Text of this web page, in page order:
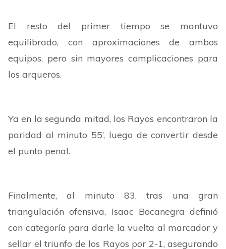
El resto del primer tiempo se mantuvo
equilibrado, con aproximaciones de ambos
equipos, pero sin mayores complicaciones para
los arqueros.
Ya en la segunda mitad, los Rayos encontraron la
paridad al minuto 55’, luego de convertir desde
el punto penal.
Finalmente, al minuto 83, tras una gran
triangulación ofensiva, Isaac Bocanegra definió
con categoría para darle la vuelta al marcador y
sellar el triunfo de los Rayos por 2-1, asegurando